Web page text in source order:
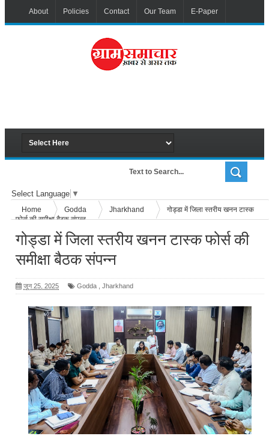
About Policies Contact Our Team E-Paper
Select Language ▼
Home Godda Jharkhand
गोड्डा में जिला स्तरीय खनन टास्क
फोर्स की समीक्षा बैठक संपन्न
गोड्डा में जिला स्तरीय खनन टास्क फोर्स की
समीक्षा बैठक संपन्न
जून 25, 2025 Godda Jharkhand